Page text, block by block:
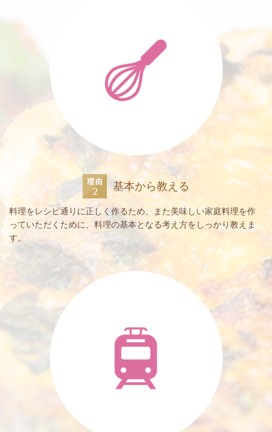
基本から教える
料理をレシピ通りに正しく作るため、また美味しい家庭料理を作
っていただくために、料理の基本となる考え方をしっかり教えま
す。